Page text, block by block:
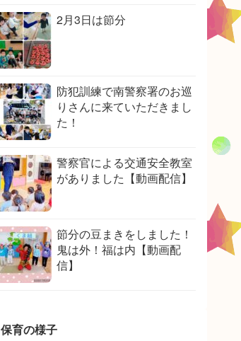
2月3日は節分
防犯訓練で南警察署のお巡
りさんに来ていただきまし
た！
警察官による交通安全教室
がありました【動画配信】
節分の豆まきをしました！
鬼は外！福は内【動画配
信】
保育の様子